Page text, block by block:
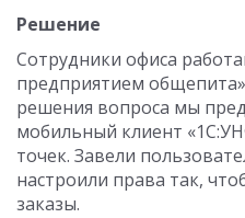
Решение
Сотрудники офиса
предприятием
решения вопроса мы
мобильный клиент
точек. Завели
настроили права так,
заказы.